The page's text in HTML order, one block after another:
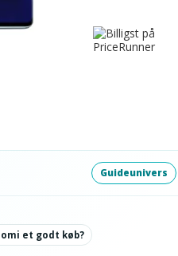
Guideunivers
et godt køb?